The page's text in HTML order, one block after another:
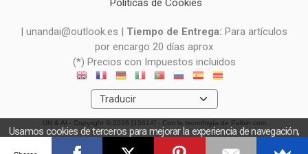
Políticas de Cookies
| unandai@outlook.es | Tiempo de Entrega: Para artículos
por encargo 20 días aprox
(*) Precios con Impuestos incluidos
UN & AI - Copyright © 2026 [15614] - Con la tecnología de Palbin.com
Usamos cookies de terceros para mejorar la experiencia de navegación,
y obtener estadísticas anónimas. Si continúa navegando consideramos